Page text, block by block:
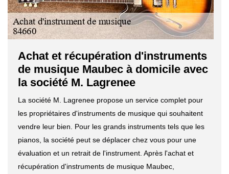
Achat et récupération d'instruments
de musique Maubec à domicile avec
la société M. Lagrenee
La société M. Lagrenee propose un service complet pour
les propriétaires d'instruments de musique qui souhaitent
vendre leur bien. Pour les grands instruments tels que les
pianos, la société peut se déplacer chez vous pour une
évaluation et un retrait de l'instrument. Après l'achat et
récupération d'instruments de musique Maubec,